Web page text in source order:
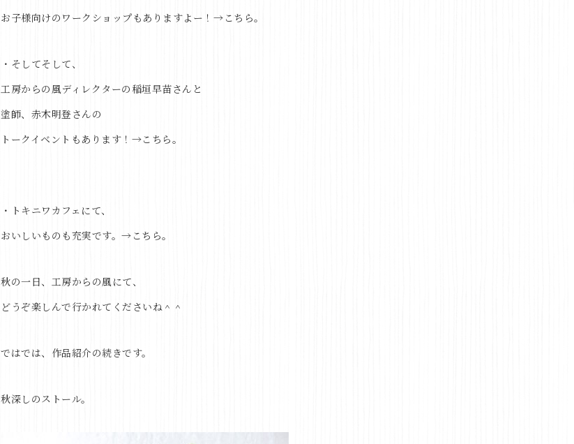
お子様向けのワークショップもありますよー！→ こちら。
・そしてそして、
工房からの風ディレクターの稲垣早苗さんと
塗師、赤木明登さんの
トークイベントもあります！→こちら。
・トキニワカフェにて、
おいしいものも充実です。→ こちら。
秋の一日、工房からの風にて、
どうぞ楽しんで行かれてくださいね＾＾
ではでは、作品紹介の続きです。
秋深しのストール。